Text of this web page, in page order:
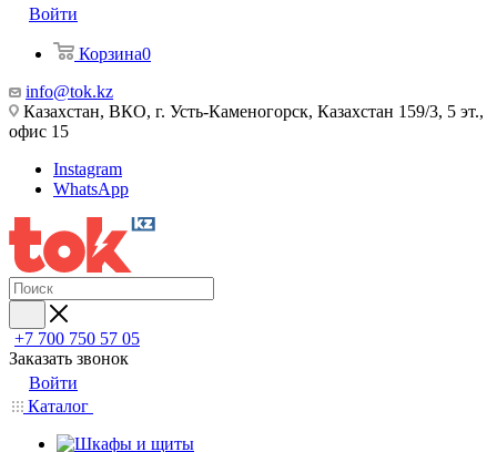
Войти
Корзина0
info@tok.kz
Казахстан, ВКО, г. Усть-Каменогорск, Казахстан 159/3, 5 эт.,
офис 15
Instagram
WhatsApp
+7 700 750 57 05
Заказать звонок
Войти
Каталог